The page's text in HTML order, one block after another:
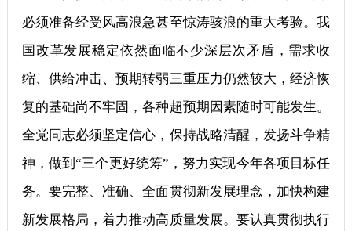
必须准备经受风高浪急甚至惊涛骇浪的重大考验。我
国改革发展稳定依然面临不少深层次矛盾，需求收
缩、供给冲击、预期转弱三重压力仍然较大，经济恢
复的基础尚不牢固，各种超预期因素随时可能发生。
全党同志必须坚定信心，保持战略清醒，发扬斗争精
神，做到“三个更好统筹”，努力实现今年各项目标任
务。要完整、准确、全面贯彻新发展理念，加快构建
新发展格局，着力推动高质量发展。要认真贯彻执行